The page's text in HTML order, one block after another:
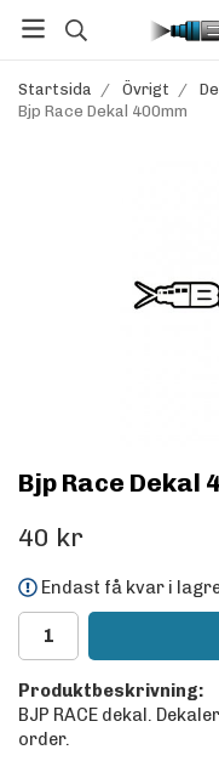
Startsida / Övrigt /
Bjp Race Dekal 400mm
Bjp Race Dekal
40 kr
Endast få kvar i
Produktbeskrivning:
BJP RACE dekal.
order.